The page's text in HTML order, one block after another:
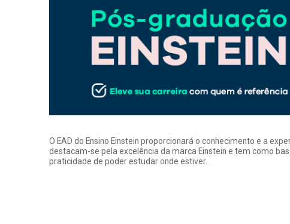
O EAD do Ensino Einstein proporcionará o conhecimento e a
destacam-se pela excelência da marca Einstein e tem como
praticidade de poder estudar onde estiver.